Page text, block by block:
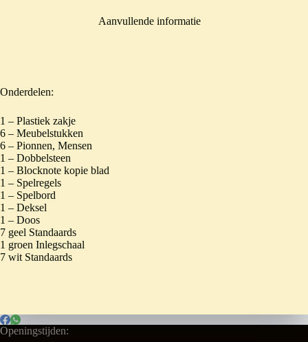
Aanvullende informatie
Onderdelen:
1 – Plastiek zakje
6 – Meubelstukken
6 – Pionnen, Mensen
1 – Dobbelsteen
1 – Blocknote kopie blad
1 – Spelregels
1 – Spelbord
1 – Deksel
1 – Doos
7 geel Standaards
1 groen Inlegschaal
7 wit Standaards
Openingstijden: